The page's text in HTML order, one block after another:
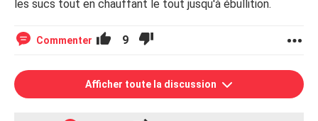
les sucs tout en chauffant le tout jusqu'à ébullition.
Commenter 9
Afficher toute la discussion